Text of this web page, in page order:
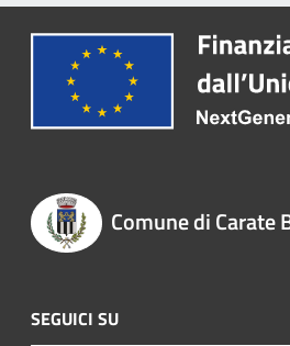
Comune di Carate
SEGUICI SU